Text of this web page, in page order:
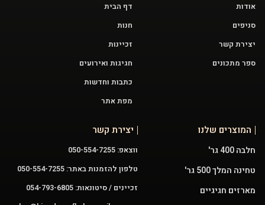
אודות
סניפים
יצירת קשר
ספר מתכונים
דף הבית
חנות
זכיינות
חגיגות ואירועים
כתבות וחדשות
מפת אתר
המוצרים שלנו
חלבה 400 גר'
טחינה המלך 500 גר'
מארזים חגיגיים
יצירת קשר
ווצאפ: 050-554-7255
טלפון להזמנות באתר: 050-554-7255
זכיינים / סיטונאות: 054-793-6805